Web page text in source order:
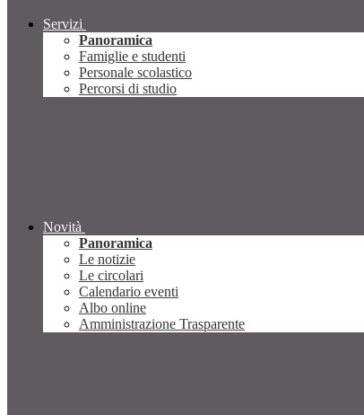
Servizi
Panoramica
Famiglie e studenti
Personale scolastico
Percorsi di studio
Novità
Panoramica
Le notizie
Le circolari
Calendario eventi
Albo online
Amministrazione Trasparente